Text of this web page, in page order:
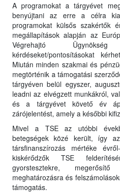
A programokat a tárgyévet
benyújtani az erre a célra
programokat külsős szakértők
megállapítások alapján az
Végrehajtó
kérdéseket/pontosításokat
Miután minden szakmai és
megtörténik a támogatási
tárgyéven belül egyszer,
leadni az elvégzett munkákról,
és a tárgyévet követő év
zárójelentést, amely a későbbi
Mivel a TSE az utóbbi
betegségek közé került, így
társfinanszírozás mértéke
kiskérődzők TSE
gyorstesztekre,
meghatározásra és
támogatás.